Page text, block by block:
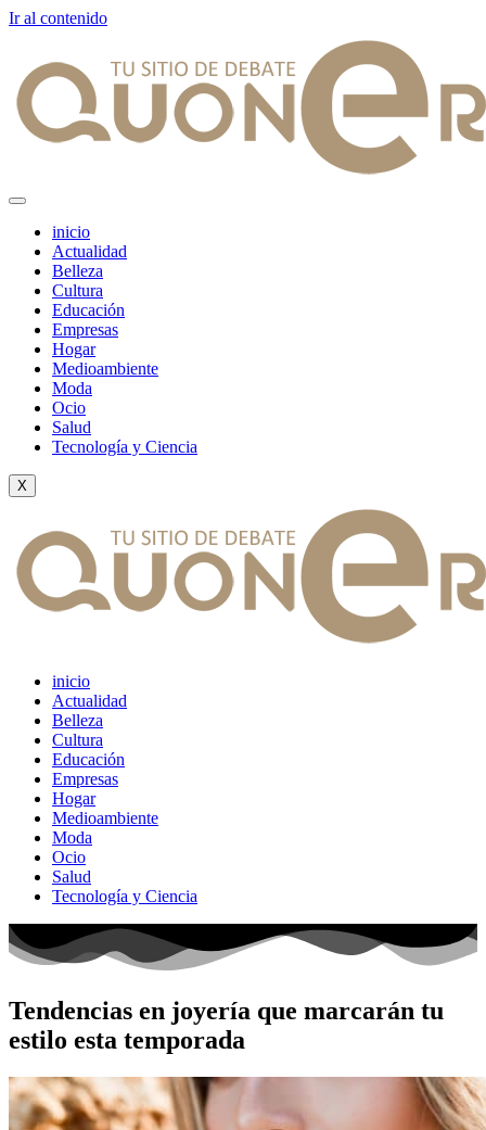
Ir al contenido
inicio
Actualidad
Belleza
Cultura
Educación
Empresas
Hogar
Medioambiente
Moda
Ocio
Salud
Tecnología y Ciencia
X
inicio
Actualidad
Belleza
Cultura
Educación
Empresas
Hogar
Medioambiente
Moda
Ocio
Salud
Tecnología y Ciencia
Tendencias en joyería que marcarán tu
estilo esta temporada